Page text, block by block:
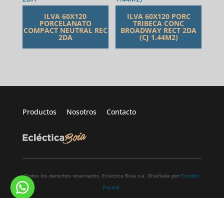
ILVA 60X120
PORCELANATO
COMPACT NEUTRAL REC
2DA
ILVA 60X120 PORC
TRIBECA CONC
BROADWAY RECT 2DA
(CJ 1.44M2)
Productos Nosotros Contacto
Todos los derechos reservados. Eclectica Boia s.a. Diseñada por Estudio
Pucará.